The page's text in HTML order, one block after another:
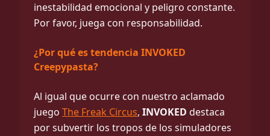
inestabilidad emocional y peligro constante.
Por favor, juega con responsabilidad.
¿Por qué es tendencia INVOKED
Creepypasta?
Al igual que ocurre con nuestro aclamado
juego The Freak Circus, INVOKED destaca
por subvertir los tropos de los simuladores